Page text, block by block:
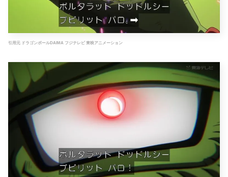
引用元 ドラゴンボールDAIMA フジテレビ 東映アニメーション